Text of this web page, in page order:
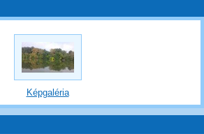
Képgaléria